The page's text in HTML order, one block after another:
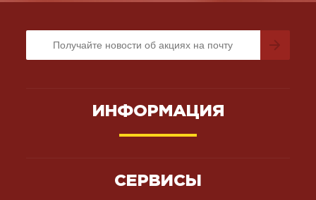
ИНФОРМАЦИЯ
СЕРВИСЫ